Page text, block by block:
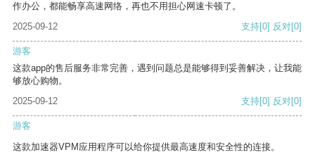
作办公，都能畅享高速网络，再也不用担心网速卡顿了。
2025-09-12
支持[0] 反对[0]
游客
这款app的售后服务非常完善，遇到问题总是能够得到妥善解决，让我能
够放心购物。
2025-09-12
支持[0] 反对[0]
游客
这款加速器VPM应用程序可以给你提供最高速度和安全性的连接。